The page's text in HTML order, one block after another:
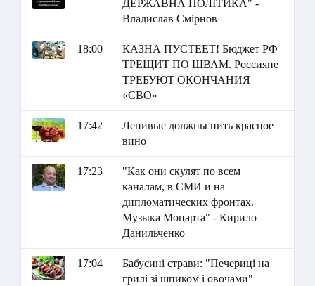
ДЕРЖАВНА ПОЛІТИКА" -
Владислав Смірнов
18:00
КАЗНА ПУСТЕЕТ! Бюджет РФ
ТРЕЩИТ ПО ШВАМ. Россияне
ТРЕБУЮТ ОКОНЧАНИЯ
«СВО»
17:42
Ленивые должны пить красное
вино
17:23
"Как они скулят по всем
каналам, в СМИ и на
дипломатических фронтах.
Музыка Моцарта" - Кирило
Данильченко
17:04
Бабусині страви: "Печериці на
грилі зі шпиком і овочами"